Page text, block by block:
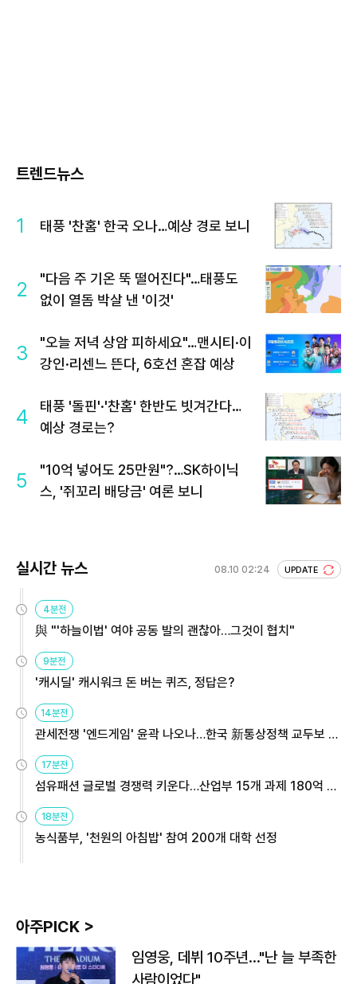
트렌드뉴스
1 태풍 '찬홈' 한국 오나…예상 경로 보니
2
"다음 주 기온 뚝 떨어진다"…태풍도
없이 열돔 박살 낸 '이것'
3
"오늘 저녁 상암 피하세요"…맨시티·이
강인·리센느 뜬다, 6호선 혼잡 예상
4
태풍 '돌핀'·'찬홈' 한반도 빗겨간다…
예상 경로는?
5
"10억 넣어도 25만원"?…SK하이닉
스, '쥐꼬리 배당금' 여론 보니
실시간 뉴스 08.10 02:24 UPDATE
4분전
與 "'하늘이법' 여야 공동 발의 괜찮아…그것이 협치"
9분전
'캐시딜' 캐시워크 돈 버는 퀴즈, 정답은?
14분전
관세전쟁 '엔드게임' 윤곽 나오나…한국 新통상정책 교두보 활
용해야
17분전
섬유패션 글로벌 경쟁력 키운다…산업부 15개 과제 180억 지
원
18분전
농식품부, '천원의 아침밥' 참여 200개 대학 선정
아주PICK >
임영웅, 데뷔 10주년…"난 늘 부족한
사람이었다"